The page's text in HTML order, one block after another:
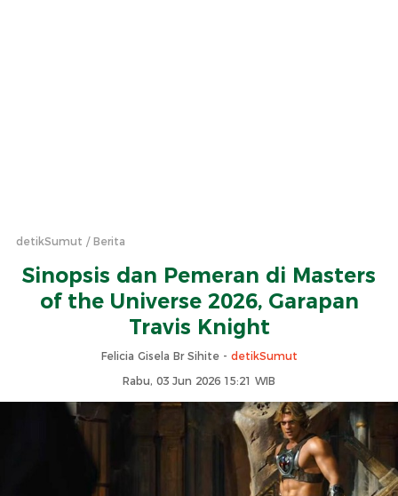
detikSumut Berita
Sinopsis dan Pemeran di Masters
of the Universe 2026, Garapan
Travis Knight
Felicia Gisela Br Sihite - detikSumut
Rabu, 03 Jun 2026 15:21 WIB